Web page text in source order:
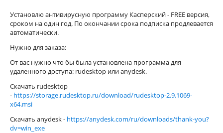
Установлю антивирусную программу Касперский - FREE версия,
сроком на один год. По окончании срока подписка продлевается
автоматически.
Нужно для заказа:
От вас нужно что бы была установлена программа для
удаленного доступа: rudesktop или anydesk.
Скачать rudesktop
- https://storage.rudesktop.ru/download/rudesktop-2.9.1069-
x64.msi
Скачать anydesk - https://anydesk.com/ru/downloads/thank-you?
dv=win_exe